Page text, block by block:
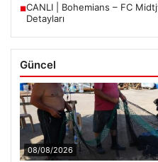
■CANLI | Bohemians – FC
Detayları
Güncel
08/08/2026